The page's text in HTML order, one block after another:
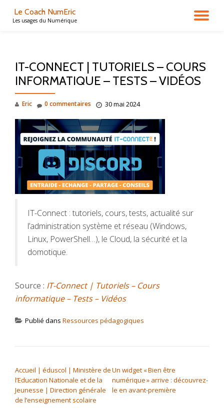
Le Coach NumEric
Les usages du Numérique
IT-CONNECT | TUTORIELS – COURS
INFORMATIQUE – TESTS – VIDÉOS
Eric 30 mai 2024
0 commentaires
IT-Connect : tutoriels, cours, tests, actualité sur
l’administration système et réseau (Windows,
Linux, PowerShell…), le Cloud, la sécurité et la
domotique.
Source : IT-Connect | Tutoriels – Cours
informatique – Tests – Vidéos
Publié dans Ressources pédagogiques
Accueil | éduscol | Ministère de
l’Education Nationale et de la
Jeunesse | Direction générale
de l’enseignement scolaire
Un widget « Bien être
numérique » arrive : découvrez-
le en avant-première